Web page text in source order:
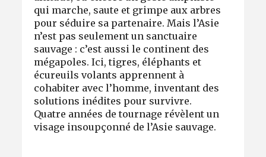
qui marche, saute et grimpe aux arbres
pour séduire sa partenaire. Mais l’Asie
n’est pas seulement un sanctuaire
sauvage : c’est aussi le continent des
mégapoles. Ici, tigres, éléphants et
écureuils volants apprennent à
cohabiter avec l’homme, inventant des
solutions inédites pour survivre.
Quatre années de tournage révèlent un
visage insoupçonné de l’Asie sauvage.